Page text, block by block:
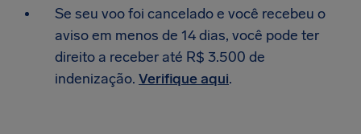
Se seu voo foi cancelado e você recebeu o
aviso em menos de 14 dias, você pode ter
direito a receber até R$ 3.500 de
indenização. Verifique aqui.